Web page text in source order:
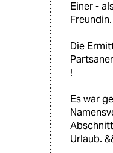
Einer -
Freundin.
Die
!
Es war
Urlaub.